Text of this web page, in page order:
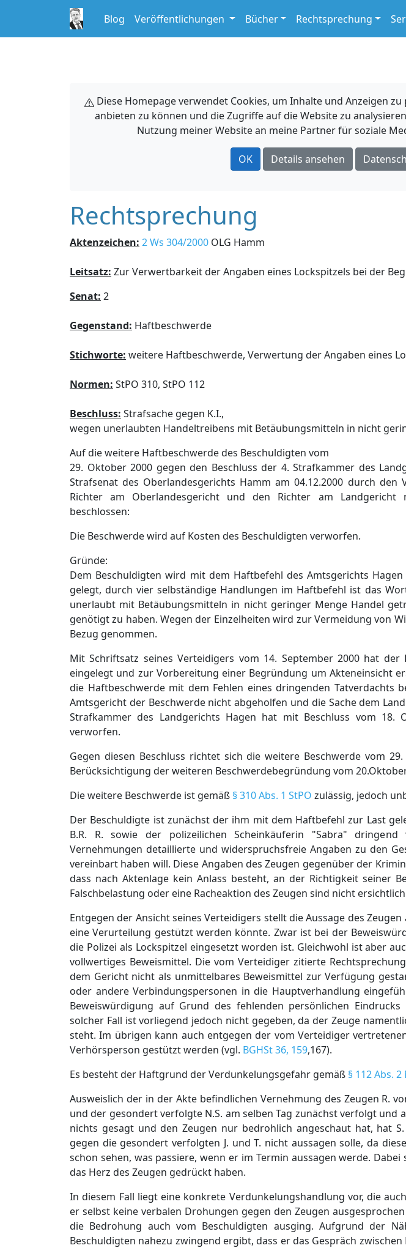
Blog Veröffentlichungen Bücher Rechtsprechung
Diese Homepage verwendet Cookies, um Inhalte und Anzeigen
anbieten zu können und die Zugriffe auf die Website zu
Nutzung meiner Website an meine Partner für soziale
OK Details ansehen
Rechtsprechung
Aktenzeichen: 2 Ws 304/2000 OLG Hamm
Leitsatz: Zur Verwertbarkeit der Angaben eines Lockspitzels bei der
Senat: 2
Gegenstand: Haftbeschwerde
Stichworte: weitere Haftbeschwerde, Verwertung der Angaben eines
Normen: StPO 310, StPO 112
Beschluss: Strafsache gegen K.I.,
wegen unerlaubten Handeltreibens mit Betäubungsmitteln in nicht
Auf die weitere Haftbeschwerde des Beschuldigten vom
29. Oktober 2000 gegen den Beschluss der 4. Strafkammer des
Strafsenat des Oberlandesgerichts Hamm am 04.12.2000 durch den
Richter am Oberlandesgericht und den Richter am Landgericht
beschlossen:
Die Beschwerde wird auf Kosten des Beschuldigten verworfen.
Gründe:
Dem Beschuldigten wird mit dem Haftbefehl des Amtsgerichts
gelegt, durch vier selbständige Handlungen im Haftbefehl ist das
unerlaubt mit Betäubungsmitteln in nicht geringer Menge Handel
genötigt zu haben. Wegen der Einzelheiten wird zur Vermeidung von
Bezug genommen.
Mit Schriftsatz seines Verteidigers vom 14. September 2000 hat
eingelegt und zur Vorbereitung einer Begründung um Akteneinsicht
die Haftbeschwerde mit dem Fehlen eines dringenden Tatverdachts
Amtsgericht der Beschwerde nicht abgeholfen und die Sache dem
Strafkammer des Landgerichts Hagen hat mit Beschluss vom 18.
verworfen.
Gegen diesen Beschluss richtet sich die weitere Beschwerde vom
Berücksichtigung der weiteren Beschwerdebegründung vom
Die weitere Beschwerde ist gemäß § 310 Abs. 1 StPO zulässig, jedoch
Der Beschuldigte ist zunächst der ihm mit dem Haftbefehl zur Last
B.R. R. sowie der polizeilichen Scheinkäuferin "Sabra"
Vernehmungen detaillierte und widerspruchsfreie Angaben zu den
vereinbart haben will. Diese Angaben des Zeugen gegenüber der
dass nach Aktenlage kein Anlass besteht, an der Richtigkeit seiner
Falschbelastung oder eine Racheaktion des Zeugen sind nicht
Entgegen der Ansicht seines Verteidigers stellt die Aussage des
eine Verurteilung gestützt werden könnte. Zwar ist bei der
die Polizei als Lockspitzel eingesetzt worden ist. Gleichwohl ist aber
vollwertiges Beweismittel. Die vom Verteidiger zitierte
dem Gericht nicht als unmittelbares Beweismittel zur Verfügung
oder andere Verbindungspersonen in die Hauptverhandlung
Beweiswürdigung auf Grund des fehlenden persönlichen
solcher Fall ist vorliegend jedoch nicht gegeben, da der Zeuge
steht. Im übrigen kann auch entgegen der vom Verteidiger
Verhörsperson gestützt werden (vgl. BGHSt 36, 159,167).
Es besteht der Haftgrund der Verdunkelungsgefahr gemäß § 112 Abs. 2
Ausweislich der in der Akte befindlichen Vernehmung des Zeugen R.
und der gesondert verfolgte N.S. am selben Tag zunächst verfolgt und
nichts gesagt und den Zeugen nur bedrohlich angeschaut hat, hat
gegen die gesondert verfolgten J. und T. nicht aussagen solle, da
schon sehen, was passiere, wenn er im Termin aussagen werde.
das Herz des Zeugen gedrückt haben.
In diesem Fall liegt eine konkrete Verdunkelungshandlung vor, die
er selbst keine verbalen Drohungen gegen den Zeugen
die Bedrohung auch vom Beschuldigten ausging. Aufgrund der
Beschuldigten nahezu zwingend ergibt, dass er das Gespräch